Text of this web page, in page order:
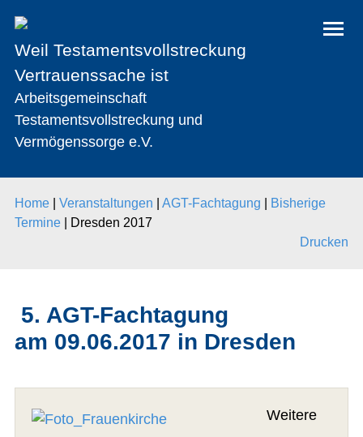
Weil Testamentsvollstreckung
Vertrauenssache ist
Arbeitsgemeinschaft
Testamentsvollstreckung und
Vermögenssorge e.V.
Home| Veranstaltungen AGT-Fachtagung
Bisherige
Termine|
Dresden 2017
Drucken
5. AGT-Fachtagung
am 09.06.2017 in Dresden
Weitere